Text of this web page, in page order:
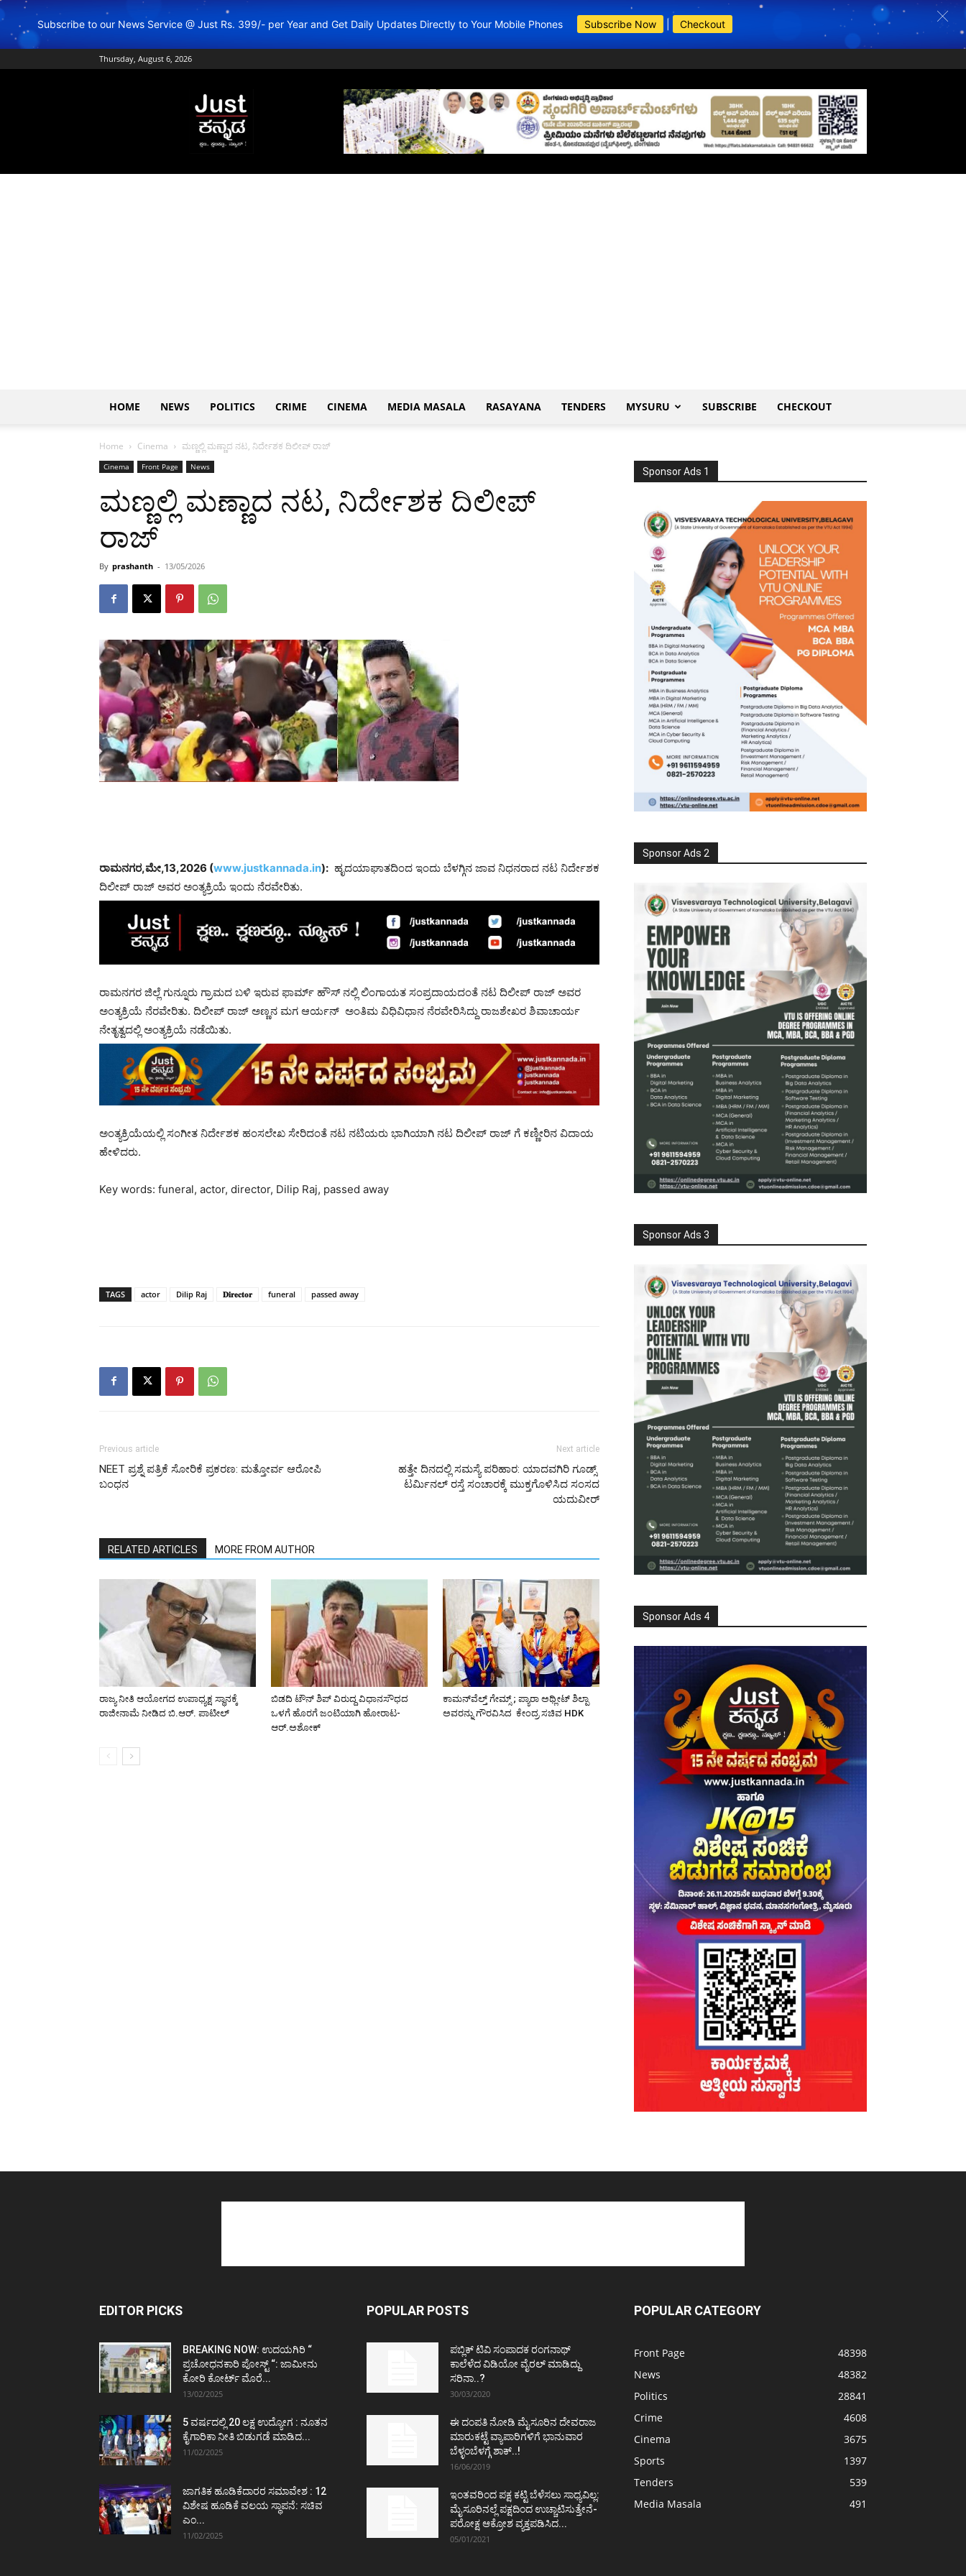
Subscribe to our News Service @ Just Rs. 399/- per Year and Get Daily Updates Directly to Your Mobile Phones Subscribe Now Checkout
Thursday, August 6, 2026
Just
Kannada
–
Online
News
ಕನ್ನಡ
BDA Apartments
HOME NEWS POLITICS CRIME CINEMA MEDIA MASALA RASAYANA TENDERS MYSURU SUBSCRIBE CHECKOUT
Home Cinema ಮಣ್ಣಲ್ಲಿ ಮಣ್ಣಾದ ನಟ, ನಿರ್ದೇಶಕ ದಿಲೀಪ್ ರಾಜ್
Cinema Front Page News
ಮಣ್ಣಲ್ಲಿ ಮಣ್ಣಾದ ನಟ, ನಿರ್ದೇಶಕ ದಿಲೀಪ್
ರಾಜ್
By prashanth - 13/05/2026
ರಾಮನಗರ,ಮೇ,13,2026 (www.justkannada.in): ಹೃದಯಾಘಾತದಿಂದ ಇಂದು ಬೆಳಗ್ಗಿನ ಜಾವ ನಿಧನರಾದ ನಟ ನಿರ್ದೇಶಕ
ದಿಲೀಪ್ ರಾಜ್ ಅವರ ಅಂತ್ಯಕ್ರಿಯೆ ಇಂದು ನೆರವೇರಿತು.
ರಾಮನಗರ ಜಿಲ್ಲೆ ಗುನ್ನೂರು ಗ್ರಾಮದ ಬಳಿ ಇರುವ ಫಾರ್ಮ್ ಹೌಸ್ ನಲ್ಲಿ ಲಿಂಗಾಯತ ಸಂಪ್ರದಾಯದಂತೆ ನಟ ದಿಲೀಪ್ ರಾಜ್ ಅವರ
ಅಂತ್ಯಕ್ರಿಯೆ ನೆರವೇರಿತು. ದಿಲೀಪ್ ರಾಜ್ ಅಣ್ಣನ ಮಗ ಆರ್ಯನ್ ಅಂತಿಮ ವಿಧಿವಿಧಾನ ನೆರವೇರಿಸಿದ್ದು ರಾಜಶೇಖರ ಶಿವಾಚಾರ್ಯ
ನೇತೃತ್ವದಲ್ಲಿ ಅಂತ್ಯಕ್ರಿಯೆ ನಡೆಯಿತು.
ಅಂತ್ಯಕ್ರಿಯೆಯಲ್ಲಿ ಸಂಗೀತ ನಿರ್ದೇಶಕ ಹಂಸಲೇಖ ಸೇರಿದಂತೆ ನಟ ನಟಿಯರು ಭಾಗಿಯಾಗಿ ನಟ ದಿಲೀಪ್ ರಾಜ್ ಗೆ ಕಣ್ಣೀರಿನ ವಿದಾಯ
ಹೇಳಿದರು.
Key words: funeral, actor, director, Dilip Raj, passed away
TAGS actor Dilip Raj 𝐃𝐢𝐫𝐞𝐜𝐭𝐨𝐫 funeral passed away
Previous article
NEET ಪ್ರಶ್ನೆ ಪತ್ರಿಕೆ ಸೋರಿಕೆ ಪ್ರಕರಣ: ಮತ್ತೋರ್ವ ಆರೋಪಿ
ಬಂಧನ
Next article
ಹತ್ತೇ ದಿನದಲ್ಲಿ ಸಮಸ್ಯೆ ಪರಿಹಾರ: ಯಾದವಗಿರಿ ಗೂಡ್ಸ್‌
ಟರ್ಮಿನಲ್‌ ರಸ್ತೆ ಸಂಚಾರಕ್ಕೆ ಮುಕ್ತಗೊಳಿಸಿದ ಸಂಸದ
ಯದುವೀರ್‌
RELATED ARTICLES MORE FROM AUTHOR
ರಾಜ್ಯ ನೀತಿ ಆಯೋಗದ ಉಪಾಧ್ಯಕ್ಷ ಸ್ಥಾನಕ್ಕೆ
ರಾಜೀನಾಮೆ ನೀಡಿದ ಬಿ.ಆರ್. ಪಾಟೀಲ್
ಬಿಡದಿ ಟೌನ್ ಶಿಪ್ ವಿರುದ್ದ ವಿಧಾನಸೌಧದ
ಒಳಗೆ ಹೊರಗೆ ಜಂಟಿಯಾಗಿ ಹೋರಾಟ-
ಆರ್.ಅಶೋಕ್
ಕಾಮನ್‌ವೆಲ್ತ್ ಗೇಮ್ಸ್‌ ; ಪ್ಯಾರಾ ಅಥ್ಲೀಟ್ ಶಿಲ್ಪಾ
ಅವರನ್ನು ಗೌರವಿಸಿದ ಕೇಂದ್ರ ಸಚಿವ HDK
Sponsor Ads 1
Sponsor Ads 2
Sponsor Ads 3
Sponsor Ads 4
EDITOR PICKS
BREAKING NOW: ಉದಯಗಿರಿ “
ಪ್ರಚೋಧನಕಾರಿ ಪೋಸ್ಟ್‌ “: ಜಾಮೀನು
ಕೋರಿ ಕೋರ್ಟ್‌ ಮೊರೆ...
13/02/2025
5 ವರ್ಷದಲ್ಲಿ 20 ಲಕ್ಷ ಉದ್ಯೋಗ : ನೂತನ
ಕೈಗಾರಿಕಾ ನೀತಿ ಬಿಡುಗಡೆ ಮಾಡಿದ...
11/02/2025
ಜಾಗತಿಕ ಹೂಡಿಕೆದಾರರ ಸಮಾವೇಶ : 12
ವಿಶೇಷ ಹೂಡಿಕೆ ವಲಯ ಸ್ಥಾಪನೆ: ಸಚಿವ
ಎಂ...
11/02/2025
POPULAR POSTS
ಪಬ್ಲಿಕ್ ಟಿವಿ ಸಂಪಾದಕ ರಂಗನಾಥ್
ಕಾಲೆಳೆದ ವಿಡಿಯೋ ವೈರಲ್ ಮಾಡಿದ್ದು
ಸರಿನಾ..?
30/03/2020
ಈ ದಂಪತಿ ನೋಡಿ ಮೈಸೂರಿನ ದೇವರಾಜ
ಮಾರುಕಟ್ಟೆ ವ್ಯಾಪಾರಿಗಳಿಗೆ ಭಾನುವಾರ
ಬೆಳ್ಳಂಬೆಳಗ್ಗೆ ಶಾಕ್..!
16/06/2019
ಇಂತವರಿಂದ ಪಕ್ಷ ಕಟ್ಟಿ ಬೆಳೆಸಲು ಸಾಧ್ಯವಿಲ್ಲ:
ಮೈಸೂರಿನಲ್ಲೆ ಪಕ್ಷದಿಂದ ಉಚ್ಚಾಟಿಸುತ್ತೇನೆ-
ಪರೋಕ್ಷ ಆಕ್ರೋಶ ವ್ಯಕ್ತಪಡಿಸಿದ...
05/01/2021
POPULAR CATEGORY
Front Page
48398
News
48382
Politics
28841
Crime
4608
Cinema
3675
Sports
1397
Tenders
539
Media Masala
491